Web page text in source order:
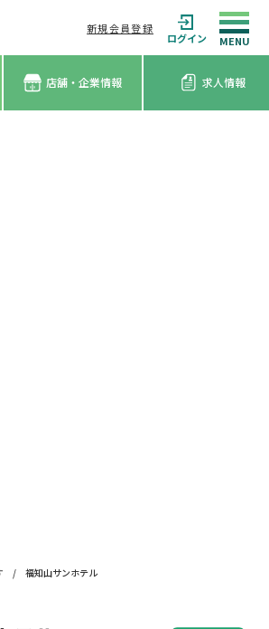
新規会員登録
ログイン
店舗・企業情報 求人情報
/ 福知山サンホテル